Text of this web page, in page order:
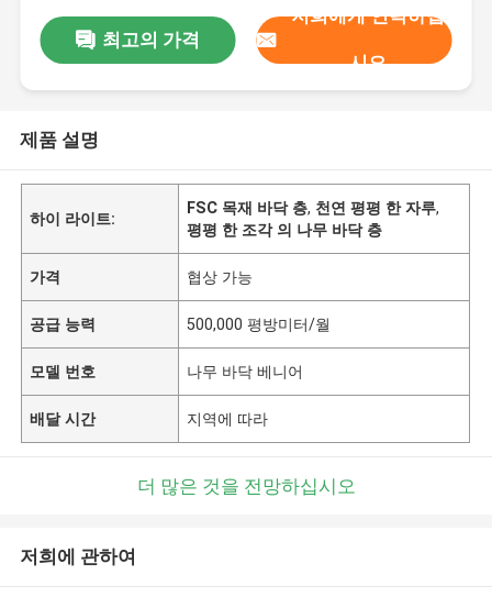
최고의 가격
저희에게 연락하십
시오
제품 설명
하이 라이트:
FSC 목재 바닥 층, 천연 평평 한 자루,
평평 한 조각 의 나무 바닥 층
가격 협상 가능
공급 능력 500,000 평방미터/월
모델 번호 나무 바닥 베니어
배달 시간 지역에 따라
더 많은 것을 전망하십시오
저희에 관하여